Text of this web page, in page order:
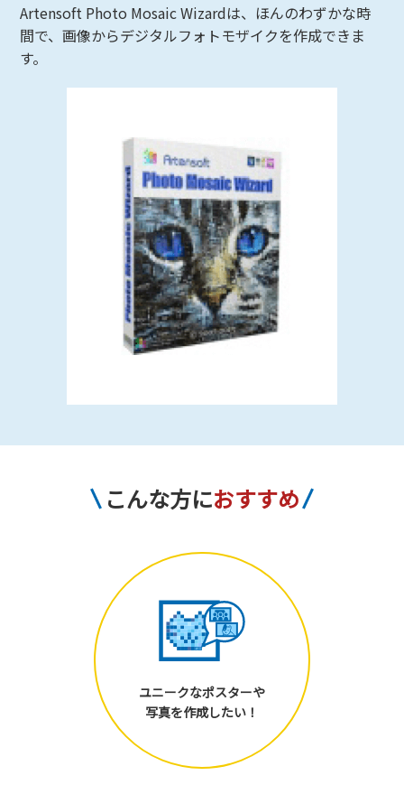
Artensoft Photo Mosaic Wizardは、ほんのわずかな時
間で、画像からデジタルフォトモザイクを作成できま
す。
こんな方におすすめ
ユニークなポスターや
写真を作成したい！